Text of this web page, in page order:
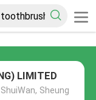
LIMITED
Sheung